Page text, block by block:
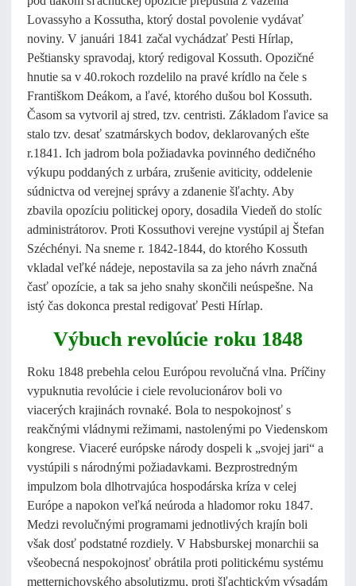
Lovassyho a Kossutha, ktorý dostal povolenie vydávať
noviny. V januári 1841 začal vychádzať Pesti Hírlap,
Peštiansky spravodaj, ktorý redigoval Kossuth. Opozičné
hnutie sa v 40.rokoch rozdelilo na pravé krídlo na čele s
Františkom Deákom, a ľavé, ktorého dušou bol Kossuth.
Časom sa vytvoril aj stred, tzv. centristi. Základom ľavice sa
stalo tzv. desať szatmárskych bodov, deklarovaných ešte
r.1841. Ich jadrom bola požiadavka povinného dedičného
výkupu poddaných z urbára, zrušenie aviticity, oddelenie
súdnictva od verejnej správy a zdanenie šľachty. Aby
zbavila opozíciu politickej opory, dosadila Viedeň do stolíc
administrátorov. Proti Kossuthovi verejne vystúpil aj Štefan
Széchényi. Na sneme r. 1842-1844, do ktorého Kossuth
vkladal veľké nádeje, nepostavila sa za jeho návrh značná
časť opozície, a tak sa jeho snahy skončili neúspešne. Na
istý čas dokonca prestal redigovať Pesti Hírlap.
Výbuch revolúcie roku 1848
Roku 1848 prebehla celou Európou revolučná vlna. Príčiny
vypuknutia revolúcie i ciele revolucionárov boli vo
viacerých krajinách rovnaké. Bola to nespokojnosť s
reakčnými vládnymi režimami, nastolenými po Viedenskom
kongrese. Viaceré európske národy dospeli k „svojej jari“ a
vystúpili s národnými požiadavkami. Bezprostredným
impulzom bola dlhotrvajúca hospodárska kríza v celej
Európe a napokon veľká neúroda a hladomor roku 1847.
Medzi revolučnými programami jednotlivých krajín boli
však dosť podstatné rozdiely. V Habsburskej monarchii sa
všeobecná nespokojnosť obrátila proti politickému systému
metternichovského absolutizmu, proti šľachtickým výsadám